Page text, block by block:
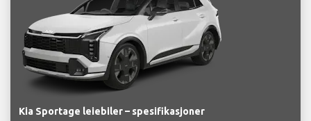
Kia Sportage leiebiler – spesifikasjoner